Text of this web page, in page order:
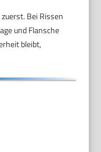
Bei Rissen
und Flansche
bleibt,